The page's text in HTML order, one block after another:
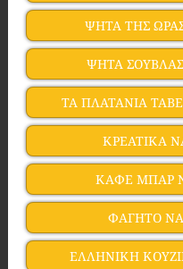
ΨΗΤΑ ΤΗΣ
ΨΗΤΑ
ΤΑ ΠΛΑΤΑΝΙΑ
ΚΡΕΑΤΙΚΑ
ΚΑΦΕ ΜΠΑΡ
ΦΑΓΗΤΟ
ΕΛΛΗΝΙΚΗ